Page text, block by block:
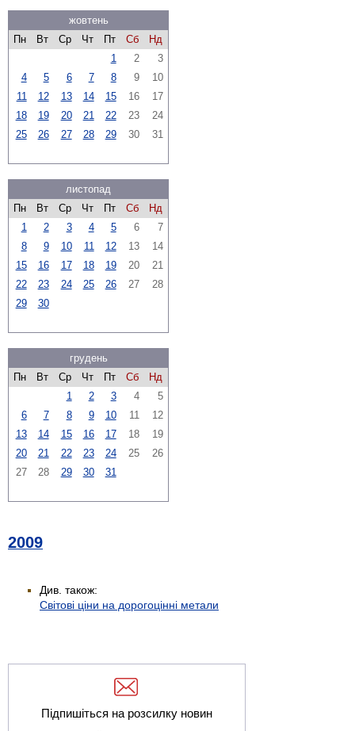
жовтень
Пн
Вт Ср Чт Пт Сб
Нд
1
2
3
4
5 6 7 8 9
10
11
12 13 14 15 16
17
18
19 20 21 22 23
24
25
26 27 28 29 30 31
листопад
Пн
Вт Ср Чт Пт Сб
Нд
1
2 3 4 5 6
7
8
9 10 11 12 13
14
15
16 17 18 19 20
21
22
23 24 25 26 27
28
29
30
грудень
Пн
Вт Ср Чт Пт Сб
Нд
1
2 3 4
5
6
7 8 9 10 11
12
13
14 15 16 17 18
19
20
21 22 23 24 25
26
27
28 29 30 31
2009
Див. також:
Світові ціни на дорогоцінні метали
Підпишіться на розсилку новин